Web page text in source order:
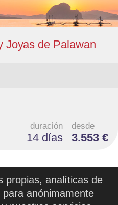
de Palawan
duración
14 días
desde
3.553 €
propias, analíticas de
anónimamente